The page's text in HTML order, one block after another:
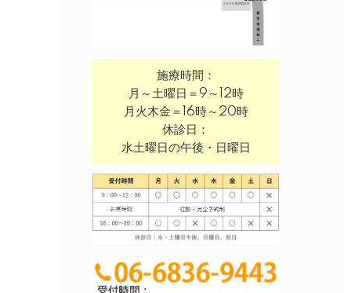
施療時間：
月～土曜日＝9～12時
月火木金＝16時～20時
休診日：
水土曜日の午後・日曜日